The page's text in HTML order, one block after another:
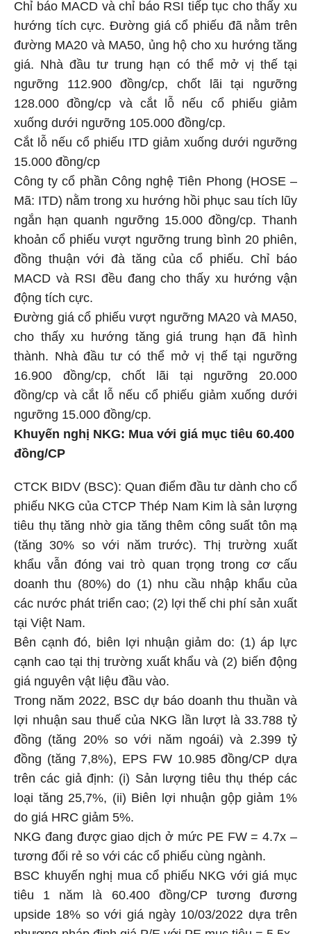
Chỉ báo MACD và chỉ báo RSI tiếp tục cho thấy xu
hướng tích cực. Đường giá cổ phiếu đã nằm trên
đường MA20 và MA50, ủng hộ cho xu hướng tăng
giá. Nhà đầu tư trung hạn có thể mở vị thế tại
ngưỡng 112.900 đồng/cp, chốt lãi tại ngưỡng
128.000 đồng/cp và cắt lỗ nếu cổ phiếu giảm
xuống dưới ngưỡng 105.000 đồng/cp.
Cắt lỗ nếu cổ phiếu ITD giảm xuống dưới ngưỡng
15.000 đồng/cp
Công ty cổ phần Công nghệ Tiên Phong (HOSE –
Mã: ITD) nằm trong xu hướng hồi phục sau tích lũy
ngắn hạn quanh ngưỡng 15.000 đồng/cp. Thanh
khoản cổ phiếu vượt ngưỡng trung bình 20 phiên,
đồng thuận với đà tăng của cổ phiếu. Chỉ báo
MACD và RSI đều đang cho thấy xu hướng vận
động tích cực.
Đường giá cổ phiếu vượt ngưỡng MA20 và MA50,
cho thấy xu hướng tăng giá trung hạn đã hình
thành. Nhà đầu tư có thể mở vị thế tại ngưỡng
16.900 đồng/cp, chốt lãi tại ngưỡng 20.000
đồng/cp và cắt lỗ nếu cổ phiếu giảm xuống dưới
ngưỡng 15.000 đồng/cp.
Khuyến nghị NKG: Mua với giá mục tiêu 60.400
đồng/CP
CTCK BIDV (BSC): Quan điểm đầu tư dành cho cổ
phiếu NKG của CTCP Thép Nam Kim là sản lượng
tiêu thụ tăng nhờ gia tăng thêm công suất tôn mạ
(tăng 30% so với năm trước). Thị trường xuất
khẩu vẫn đóng vai trò quan trọng trong cơ cấu
doanh thu (80%) do (1) nhu cầu nhập khẩu của
các nước phát triển cao; (2) lợi thế chi phí sản xuất
tại Việt Nam.
Bên cạnh đó, biên lợi nhuận giảm do: (1) áp lực
cạnh cao tại thị trường xuất khẩu và (2) biến động
giá nguyên vật liệu đầu vào.
Trong năm 2022, BSC dự báo doanh thu thuần và
lợi nhuận sau thuế của NKG lần lượt là 33.788 tỷ
đồng (tăng 20% so với năm ngoái) và 2.399 tỷ
đồng (tăng 7,8%), EPS FW 10.985 đồng/CP dựa
trên các giả định: (i) Sản lượng tiêu thụ thép các
loại tăng 25,7%, (ii) Biên lợi nhuận gộp giảm 1%
do giá HRC giảm 5%.
NKG đang được giao dịch ở mức PE FW = 4.7x –
tương đối rẻ so với các cổ phiếu cùng ngành.
BSC khuyến nghị mua cổ phiếu NKG với giá mục
tiêu 1 năm là 60.400 đồng/CP tương đương
upside 18% so với giá ngày 10/03/2022 dựa trên